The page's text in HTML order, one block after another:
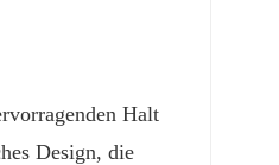
Halt
Design, die